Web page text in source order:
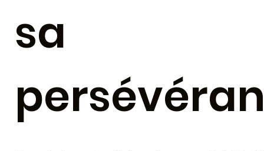
sa